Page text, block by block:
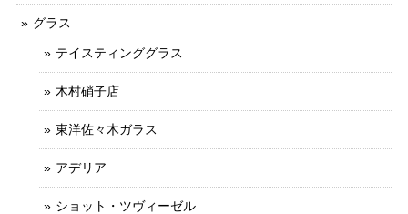
グラス
テイスティンググラス
木村硝子店
東洋佐々木ガラス
アデリア
ショット・ツヴィーゼル